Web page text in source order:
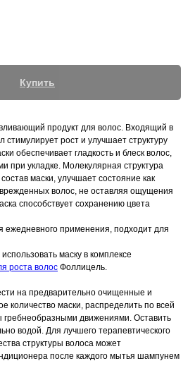
Купить
продукт для волос. Входящий в
стимулирует рост и улучшает структуру
обеспечивает гладкость и блеск волос,
при укладке. Молекулярная структура
маски, улучшает состояние как
волос, не оставляя ощущения
способствует сохранению цвета
ежедневного применения, подходит для
маску в комплексе
роста волос Фоллицель.
на предварительно очищенные и
количество маски, распределить по всей
гребнеобразными движениями. Оставить
водой. Для лучшего терапевтического
структуры волоса может
после каждого мытья шампунем